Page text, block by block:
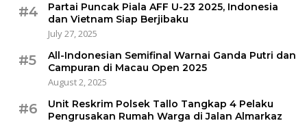
#4
Partai Puncak Piala AFF U-23 2025, Indonesia
dan Vietnam Siap Berjibaku
July 27, 2025
#5
All-Indonesian Semifinal Warnai Ganda Putri dan
Campuran di Macau Open 2025
August 2, 2025
#6
Unit Reskrim Polsek Tallo Tangkap 4 Pelaku
Pengrusakan Rumah Warga di Jalan Almarkaz